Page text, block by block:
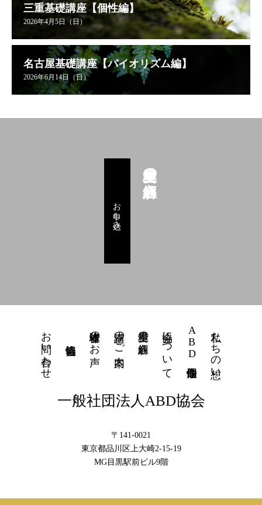
三重基礎講座【個性編】
2026年4月5日（日）
名古屋基礎講座【バイオリズム編】
2026年6月14日（日）
星里奏の紐解き
お申し込み
私たちの想い
ABD個性運命學
協会について
星里奏の紐解き
講座のご案内
体験者様のお声
お問い合わせ
一般社団法人ABD協会
〒141-0021
東京都品川区上大崎2-15-19
MG目黒駅前ビル9階